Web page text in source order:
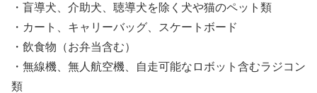
・盲導犬、介助犬、聴導犬を除く犬や猫のペット類
・カート、キャリーバッグ、スケートボード
・飲食物（お弁当含む）
・無線機、無人航空機、自走可能なロボット含むラジコン
類